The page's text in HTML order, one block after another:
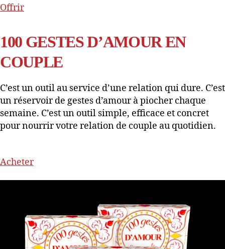
Offrir
100 GESTES D’AMOUR EN
COUPLE
C’est un outil au service d’une relation qui dure. C’est
un réservoir de gestes d’amour à piocher chaque
semaine. C’est un outil simple, efficace et concret
pour nourrir votre relation de couple au quotidien.
Acheter